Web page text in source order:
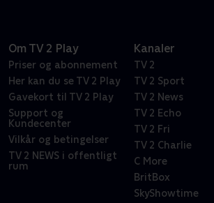
Om TV 2 Play
Priser og abonnement
Her kan du se TV 2 Play
Gavekort til TV 2 Play
Support og
Kundecenter
Vilkår og betingelser
TV 2 NEWS i offentligt
rum
Kanaler
TV 2
TV 2 Sport
TV 2 News
TV 2 Echo
TV 2 Fri
TV 2 Charlie
C More
BritBox
SkyShowtime